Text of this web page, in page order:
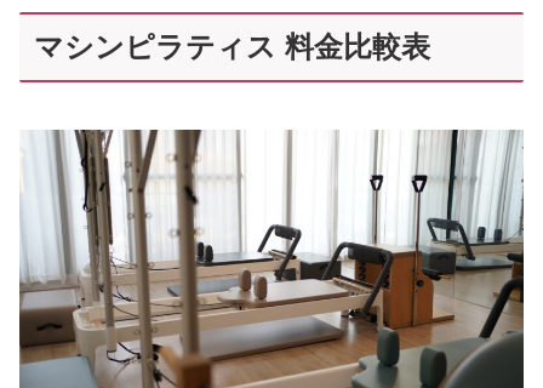
マシンピラティス 料金比較表